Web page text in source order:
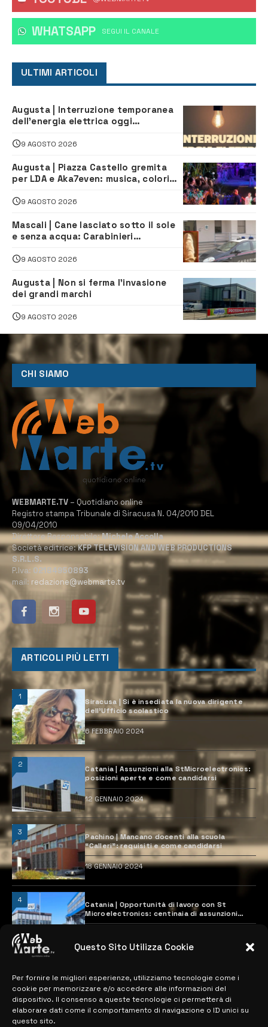
Questo Sito Utilizza Cookie
Per fornire le migliori esperienze, utilizziamo tecnologie come i
cookie per memorizzare e/o accedere alle informazioni del
dispositivo. Il consenso a queste tecnologie ci permetterà di
elaborare dati come il comportamento di navigazione o ID unici su
questo sito.
WHATSAPP ‎SEGUI IL CANALE
ULTIMI ARTICOLI
Augusta | Interruzione temporanea
dell’energia elettrica oggi
lavori
9 AGOSTO 2026
Augusta | Piazza Castello gremita
per LDA e Aka7even: musica, colori
9 AGOSTO 2026
Mascali | Cane lasciato sotto il sole
e senza acqua: Carabinieri
9 AGOSTO 2026
Augusta | Non si ferma l’invasione
dei grandi marchi
9 AGOSTO 2026
CHI SIAMO
WEBMARTE.TV – Quotidiano online
Registro stampa Tribunale di Siracusa N. 04/2010 DEL
09/04/2010
Direttore Responsabile:Michele Accolla
Società editrice:KFP TELEVISION AND WEB PRODUCTIONS
S.R.L.S.
P.Iva: 02184950893
mail: redazione@webmarte.tv
ARTICOLI PIÙ LETTI
1
Siracusa | Si è insediata la nuova dirigente
dell’Ufficio scolastico
6 FEBBRAIO 2024
2
Catania | Assunzioni alla StMicroelectronics:
posizioni aperte e come candidarsi
12 GENNAIO 2024
3
Pachino | Mancano docenti alla scuola
“Calleri”: requisiti e come candidarsi
18 GENNAIO 2024
4
Catania | Opportunità di lavoro con St
Microelectronics: centinaia di assunzioni
previste
MAPPA DEL SITO
> NOTIZIE